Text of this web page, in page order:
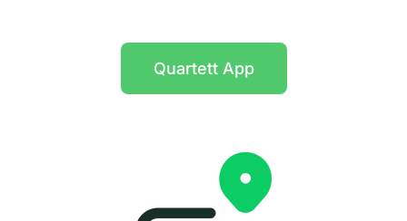
Quartett App